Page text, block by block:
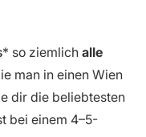
so ziemlich alle
man in einen Wien
dir die beliebtesten
bei einem 4–5-